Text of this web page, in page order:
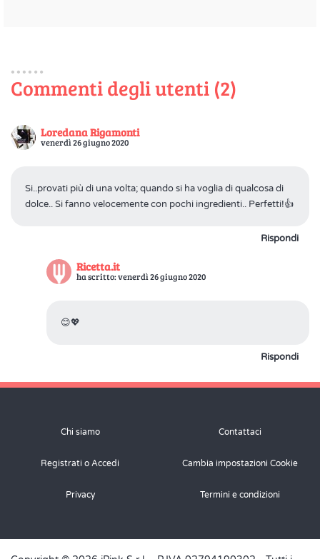
Commenti degli utenti (2)
Loredana Rigamonti
venerdì 26 giugno 2020
Si..provati più di una volta; quando si ha voglia di qualcosa di
dolce.. Si fanno velocemente con pochi ingredienti.. Perfetti!👍
Rispondi
Ricetta.it
ha scritto: venerdì 26 giugno 2020
😊💖
Rispondi
Chi siamo Contattaci
Registrati o Accedi Cambia impostazioni Cookie
Privacy Termini e condizioni